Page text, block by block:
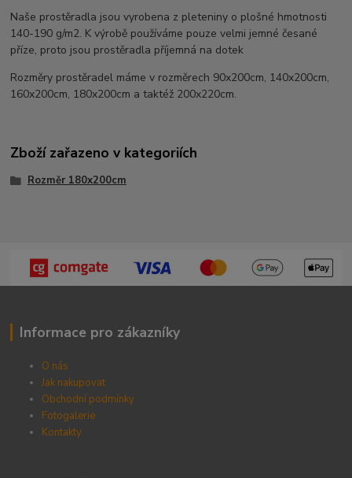
Naše prostěradla jsou vyrobena z pleteniny o plošné hmotnosti
140-190 g/m2. K výrobě používáme pouze velmi jemné česané
příze, proto jsou prostěradla příjemná na dotek
Rozměry prostěradel máme v rozměrech 90x200cm, 140x200cm,
160x200cm, 180x200cm a taktéž 200x220cm.
Zboží zařazeno v kategoriích
Rozměr 180x200cm
Informace pro zákazníky
O nás
Jak nakupovat
Obchodní podmínky
Fotogalerie
Kontakty